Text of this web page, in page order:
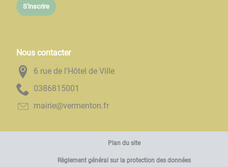
S'inscrire
Nous contacter
6 rue de l'Hôtel de Ville
1005186830
rf.notnemrev@eiriam
Plan du site
Règlement général sur la protection des données